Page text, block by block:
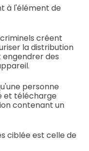
à l'élément de
créent
la distribution
des
personne
et télécharge
contenant un
ciblée est celle de